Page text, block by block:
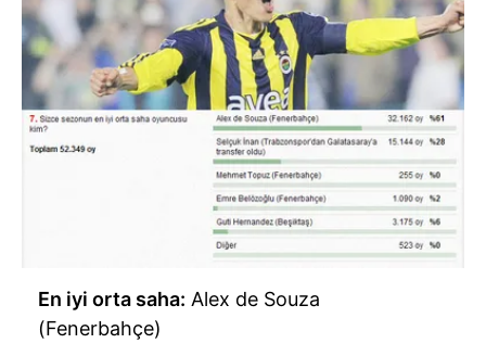
için Ayarlar butonuna tıklayabilir,Çerez Bilgilendirme
Metnimizi ziyaret edebilirsiniz.
6698 sayılı Kişisel Verilerin Korunması Kanunu uyarınca
hazırlanmış Aydınlatma Metnimizi okumak ve sitemizde
ilgili mevzuata uygun olarak kullanılan çerezlerle ilgili bilgi
tıklayınız.
En iyi orta saha: Alex de Souza
(Fenerbahçe)